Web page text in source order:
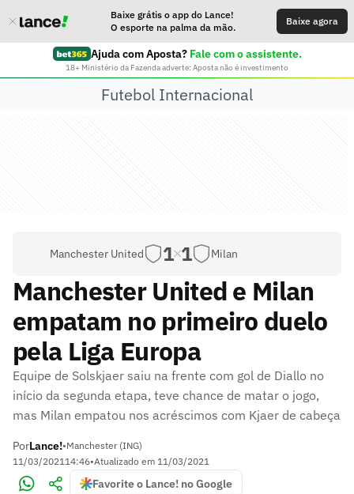
Baixe grátis o app do Lance!
O esporte na palma da mão.
Baixe agora
Ajuda com Aposta? Fale com o assistente.
18+ Ministério da Fazenda adverte: Aposta não é investimento
Futebol Internacional
Manchester United 1 1 Milan
Manchester United e Milan
empatam no primeiro duelo
pela Liga Europa
Equipe de Solskjaer saiu na frente com gol de Diallo no
início da segunda etapa, teve chance de matar o jogo,
mas Milan empatou nos acréscimos com Kjaer de cabeça
PorLance!•Manchester (ING)
11/03/202114:46•Atualizado em 11/03/2021
Favorite o Lance! no Google